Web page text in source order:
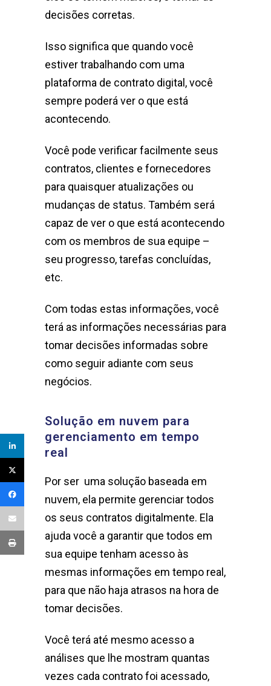
decisões corretas.
Isso significa que quando você
estiver trabalhando com uma
plataforma de contrato digital, você
sempre poderá ver o que está
acontecendo.
Você pode verificar facilmente seus
contratos, clientes e fornecedores
para quaisquer atualizações ou
mudanças de status. Também será
capaz de ver o que está acontecendo
com os membros de sua equipe –
seu progresso, tarefas concluídas,
etc.
Com todas estas informações, você
terá as informações necessárias para
tomar decisões informadas sobre
como seguir adiante com seus
negócios.
Solução em nuvem para
gerenciamento em tempo
real
Por ser uma solução baseada em
nuvem, ela permite gerenciar todos
os seus contratos digitalmente. Ela
ajuda você a garantir que todos em
sua equipe tenham acesso às
mesmas informações em tempo real,
para que não haja atrasos na hora de
tomar decisões.
Você terá até mesmo acesso a
análises que lhe mostram quantas
vezes cada contrato foi acessado,